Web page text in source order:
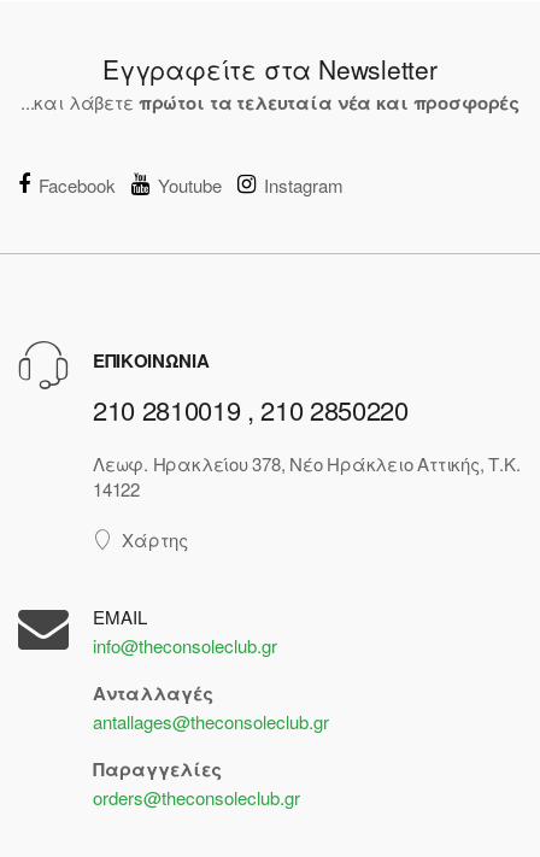
Εγγραφείτε στα Newsletter
...και λάβετε πρώτοι τα τελευταία νέα και προσφορές
Facebook Youtube Instagram
ΕΠΙΚΟΙΝΩΝΙΑ
210 2810019 , 210 2850220
Λεωφ. Ηρακλείου 378, Νέο Ηράκλειο Αττικής, Τ.Κ.
14122
Χάρτης
EMAIL
info@theconsoleclub.gr
Ανταλλαγές
antallages@theconsoleclub.gr
Παραγγελίες
orders@theconsoleclub.gr